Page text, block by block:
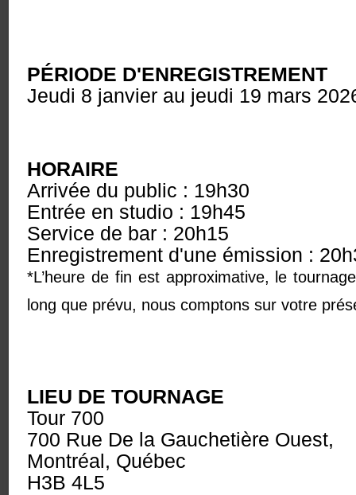
PÉRIODE D'ENREGISTREMENT
Jeudi 8 janvier au jeudi 19 mars
HORAIRE
Arrivée du public : 19h30
Entrée en studio : 19h45
Service de bar : 20h15
Enregistrement d'une émission :
*L’heure de fin est approximative, le
long que prévu, nous comptons sur votre
LIEU DE TOURNAGE
Tour 700
700 Rue De la Gauchetière Ouest,
Montréal, Québec
H3B 4L5